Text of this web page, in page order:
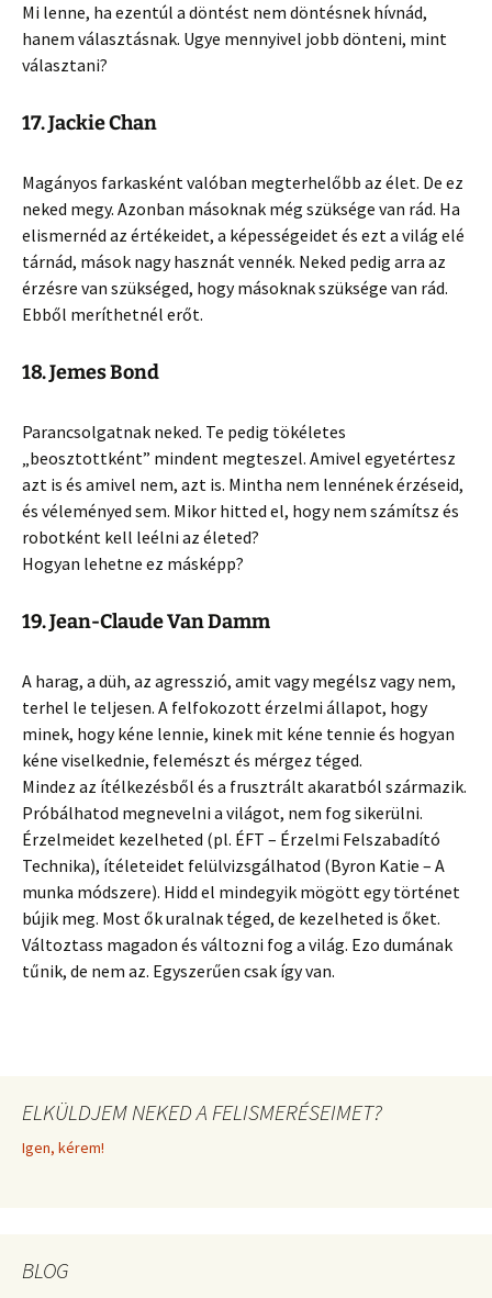
Mi lenne, ha ezentúl a döntést nem döntésnek hívnád,
hanem választásnak. Ugye mennyivel jobb dönteni, mint
választani?
17. Jackie Chan
Magányos farkasként valóban megterhelőbb az élet. De ez
neked megy. Azonban másoknak még szüksége van rád. Ha
elismernéd az értékeidet, a képességeidet és ezt a világ elé
tárnád, mások nagy hasznát vennék. Neked pedig arra az
érzésre van szükséged, hogy másoknak szüksége van rád.
Ebből meríthetnél erőt.
18. Jemes Bond
Parancsolgatnak neked. Te pedig tökéletes
„beosztottként” mindent megteszel. Amivel egyetértesz
azt is és amivel nem, azt is. Mintha nem lennének érzéseid,
és véleményed sem. Mikor hitted el, hogy nem számítsz és
robotként kell leélni az életed?
Hogyan lehetne ez másképp?
19. Jean-Claude Van Damm
A harag, a düh, az agresszió, amit vagy megélsz vagy nem,
terhel le teljesen. A felfokozott érzelmi állapot, hogy
minek, hogy kéne lennie, kinek mit kéne tennie és hogyan
kéne viselkednie, felemészt és mérgez téged.
Mindez az ítélkezésből és a frusztrált akaratból származik.
Próbálhatod megnevelni a világot, nem fog sikerülni.
Érzelmeidet kezelheted (pl. ÉFT – Érzelmi Felszabadító
Technika), ítéleteidet felülvizsgálhatod (Byron Katie – A
munka módszere). Hidd el mindegyik mögött egy történet
bújik meg. Most ők uralnak téged, de kezelheted is őket.
Változtass magadon és változni fog a világ. Ezo dumának
tűnik, de nem az. Egyszerűen csak így van.
ELKÜLDJEM NEKED A FELISMERÉSEIMET?
Igen, kérem!
BLOG